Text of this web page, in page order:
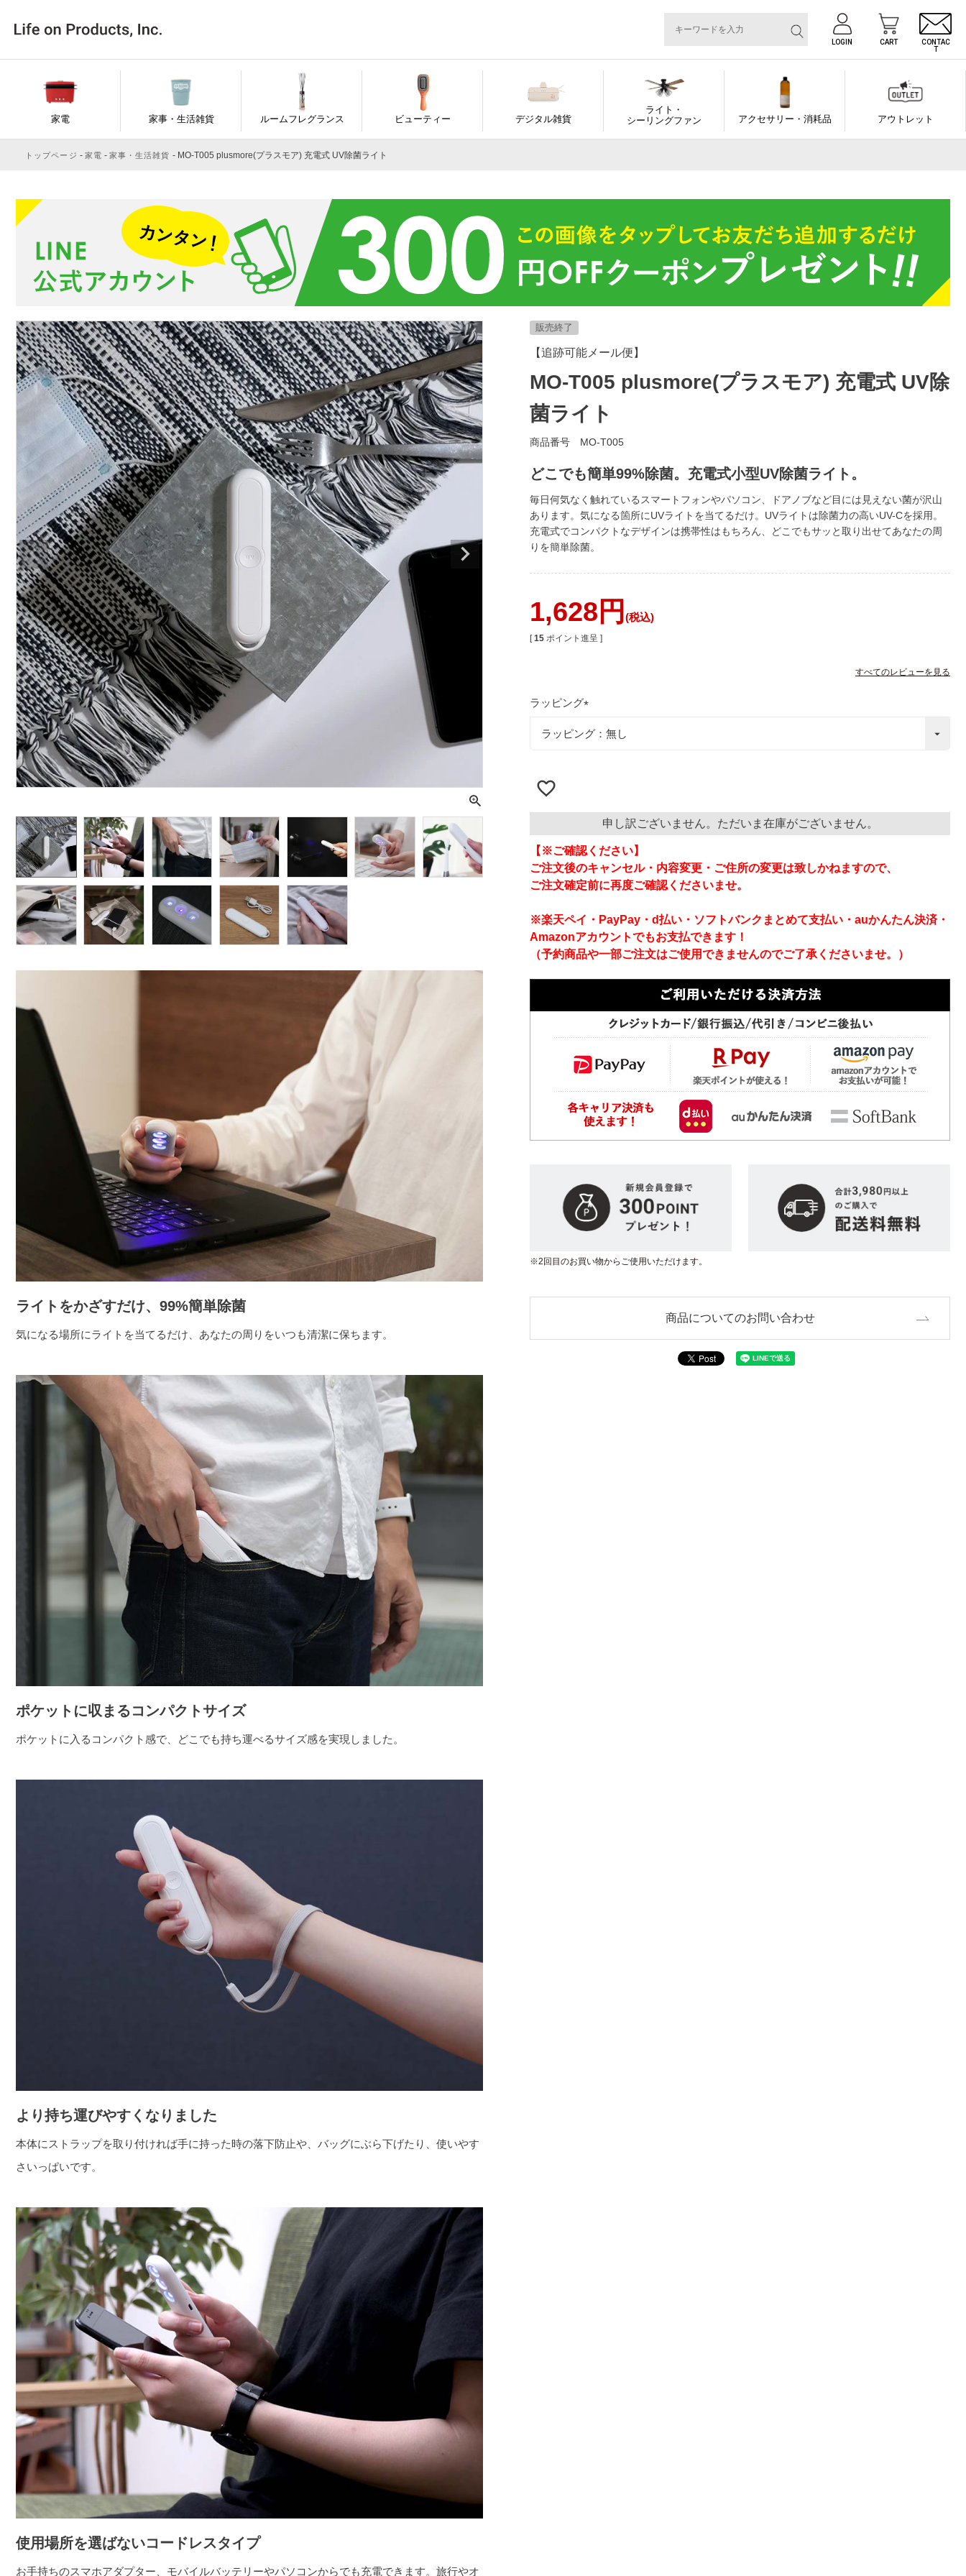
LOGIN CART
CONTAC
T
家電 家事・生活雑貨 ルームフレグランス ビューティー デジタル雑貨
ライト・
シーリングファン
アクセサリー・消耗品 アウトレット
トップページ 家電 家事・生活雑貨 MO-T005 plusmore(プラスモア) 充電式 UV除菌ライト
ライトをかざすだけ、99%簡単除菌
気になる場所にライトを当てるだけ、あなたの周りをいつも清潔に保ちます。
ポケットに収まるコンパクトサイズ
ポケットに入るコンパクト感で、どこでも持ち運べるサイズ感を実現しました。
より持ち運びやすくなりました
本体にストラップを取り付ければ手に持った時の落下防止や、バッグにぶら下げたり、使いやす
さいっぱいです。
使用場所を選ばないコードレスタイプ
お手持ちのスマホアダプター、モバイルバッテリーやパソコンからでも充電できます。旅行やオ
販売終了
【追跡可能メール便】
MO-T005 plusmore(プラスモア) 充電式 UV除
菌ライト
商品番号 MO-T005
どこでも簡単99%除菌。充電式小型UV除菌ライト。
毎日何気なく触れているスマートフォンやパソコン、ドアノブなど目には見えない菌が沢山
あります。気になる箇所にUVライトを当てるだけ。UVライトは除菌力の高いUV-Cを採用。
充電式でコンパクトなデザインは携帯性はもちろん、どこでもサッと取り出せてあなたの周
りを簡単除菌。
1,628 税込
[ 15 ポイント進呈 ]
すべてのレビューを見る
ラッピング
必
申し訳ございません。ただいま在庫がございません。
【※ご確認ください】
ご注文後のキャンセル・内容変更・ご住所の変更は致しかねますので、
ご注文確定前に再度ご確認くださいませ。
※楽天ペイ・PayPay・d払い・ソフトバンクまとめて支払い・auかんたん決済・
Amazonアカウントでもお支払できます！
（予約商品や一部ご注文はご使用できませんのでご了承くださいませ。）
※2回目のお買い物からご使用いただけます。
商品についてのお問い合わせ